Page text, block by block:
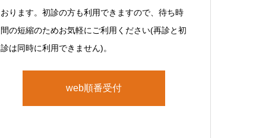
おります。初診の方も利用できますので、待ち時
間の短縮のためお気軽にご利用ください(再診と初
診は同時に利用できません)。
web順番受付